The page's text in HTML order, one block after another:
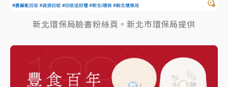
新北環保局臉書粉絲頁。新北市環保局提供